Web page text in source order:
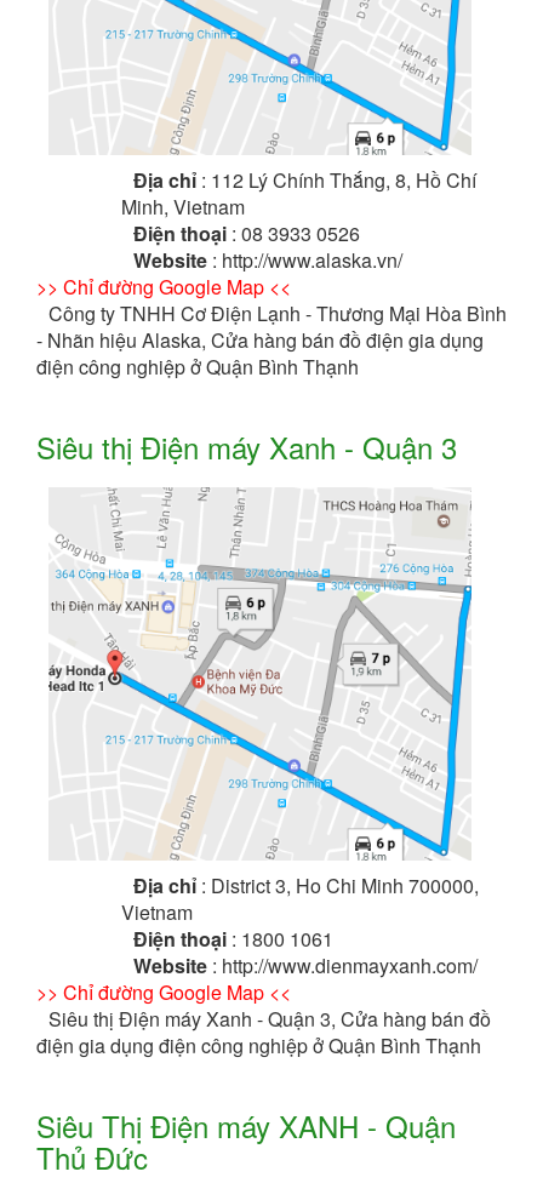
Địa chỉ : 112 Lý Chính Thắng, 8, Hồ Chí
Minh, Vietnam
Điện thoại : 08 3933 0526
Website : http://www.alaska.vn/
>> Chỉ đường Google Map <<
Công ty TNHH Cơ Điện Lạnh - Thương Mại Hòa Bình
- Nhãn hiệu Alaska, Cửa hàng bán đồ điện gia dụng
điện công nghiệp ở Quận Bình Thạnh
Siêu thị Điện máy Xanh - Quận 3
Địa chỉ : District 3, Ho Chi Minh 700000,
Vietnam
Điện thoại : 1800 1061
Website : http://www.dienmayxanh.com/
>> Chỉ đường Google Map <<
Siêu thị Điện máy Xanh - Quận 3, Cửa hàng bán đồ
điện gia dụng điện công nghiệp ở Quận Bình Thạnh
Siêu Thị Điện máy XANH - Quận
Thủ Đức